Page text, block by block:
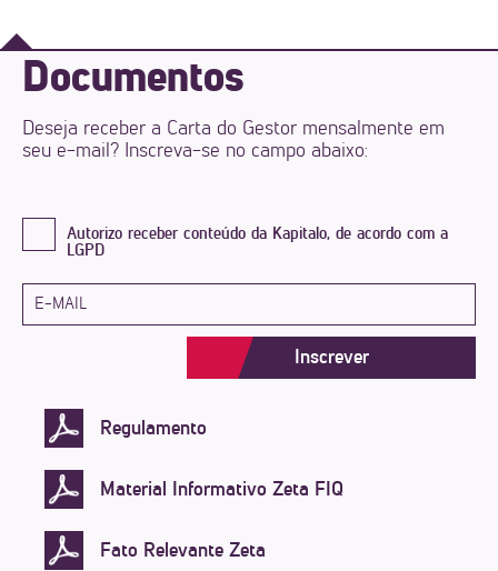
Documentos
Deseja receber a Carta do Gestor mensalmente em
seu e-mail? Inscreva-se no campo abaixo:
Autorizo receber conteúdo da Kapitalo, de acordo com a
LGPD
Inscrever
Regulamento
Material Informativo Zeta FIQ
Fato Relevante Zeta